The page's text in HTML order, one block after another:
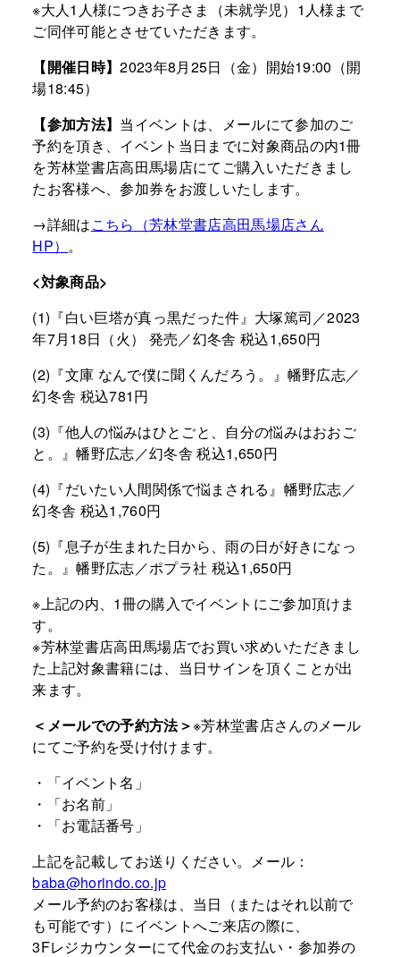
※大人1人様につきお子さま（未就学児）1人様まで
ご同伴可能とさせていただきます。
【開催日時】2023年8月25日（金）開始19:00（開
場18:45）
【参加方法】 当イベントは、メールにて参加のご
予約を頂き、イベント当日までに対象商品の内1冊
を芳林堂書店高田馬場店にてご購入いただきまし
たお客様へ、参加券をお渡しいたします。
→詳細はこちら（芳林堂書店高田馬場店さん
HP） 。
<対象商品>
(1)『白い巨塔が真っ黒だった件』大塚篤司／2023
年7月18日（火） 発売／幻冬舎 税込1,650円
(2)『文庫 なんで僕に聞くんだろう。』幡野広志／
幻冬舎 税込781円
(3)『他人の悩みはひとごと、自分の悩みはおおご
と。』幡野広志／幻冬舎 税込1,650円
(4)『だいたい人間関係で悩まされる』幡野広志／
幻冬舎 税込1,760円
(5)『息子が生まれた日から、雨の日が好きになっ
た。』幡野広志／ポプラ社 税込1,650円
※上記の内、1冊の購入でイベントにご参加頂けま
す。
※芳林堂書店高田馬場店でお買い求めいただきまし
た上記対象書籍には、当日サインを頂くことが出
来ます。
＜メールでの予約方法＞※芳林堂書店さんのメール
にてご予約を受け付けます。
・「イベント名」
・「お名前」
・「お電話番号」
上記を記載してお送りください。メール：
baba@horindo.co.jp
メール予約のお客様は、当日（またはそれ以前で
も可能です）にイベントへご来店の際に、
3Fレジカウンターにて代金のお支払い・参加券の